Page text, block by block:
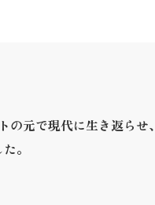
元で現代に生き返らせ、
。